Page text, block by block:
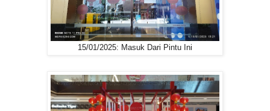
15/01/2025: Masuk Dari Pintu Ini